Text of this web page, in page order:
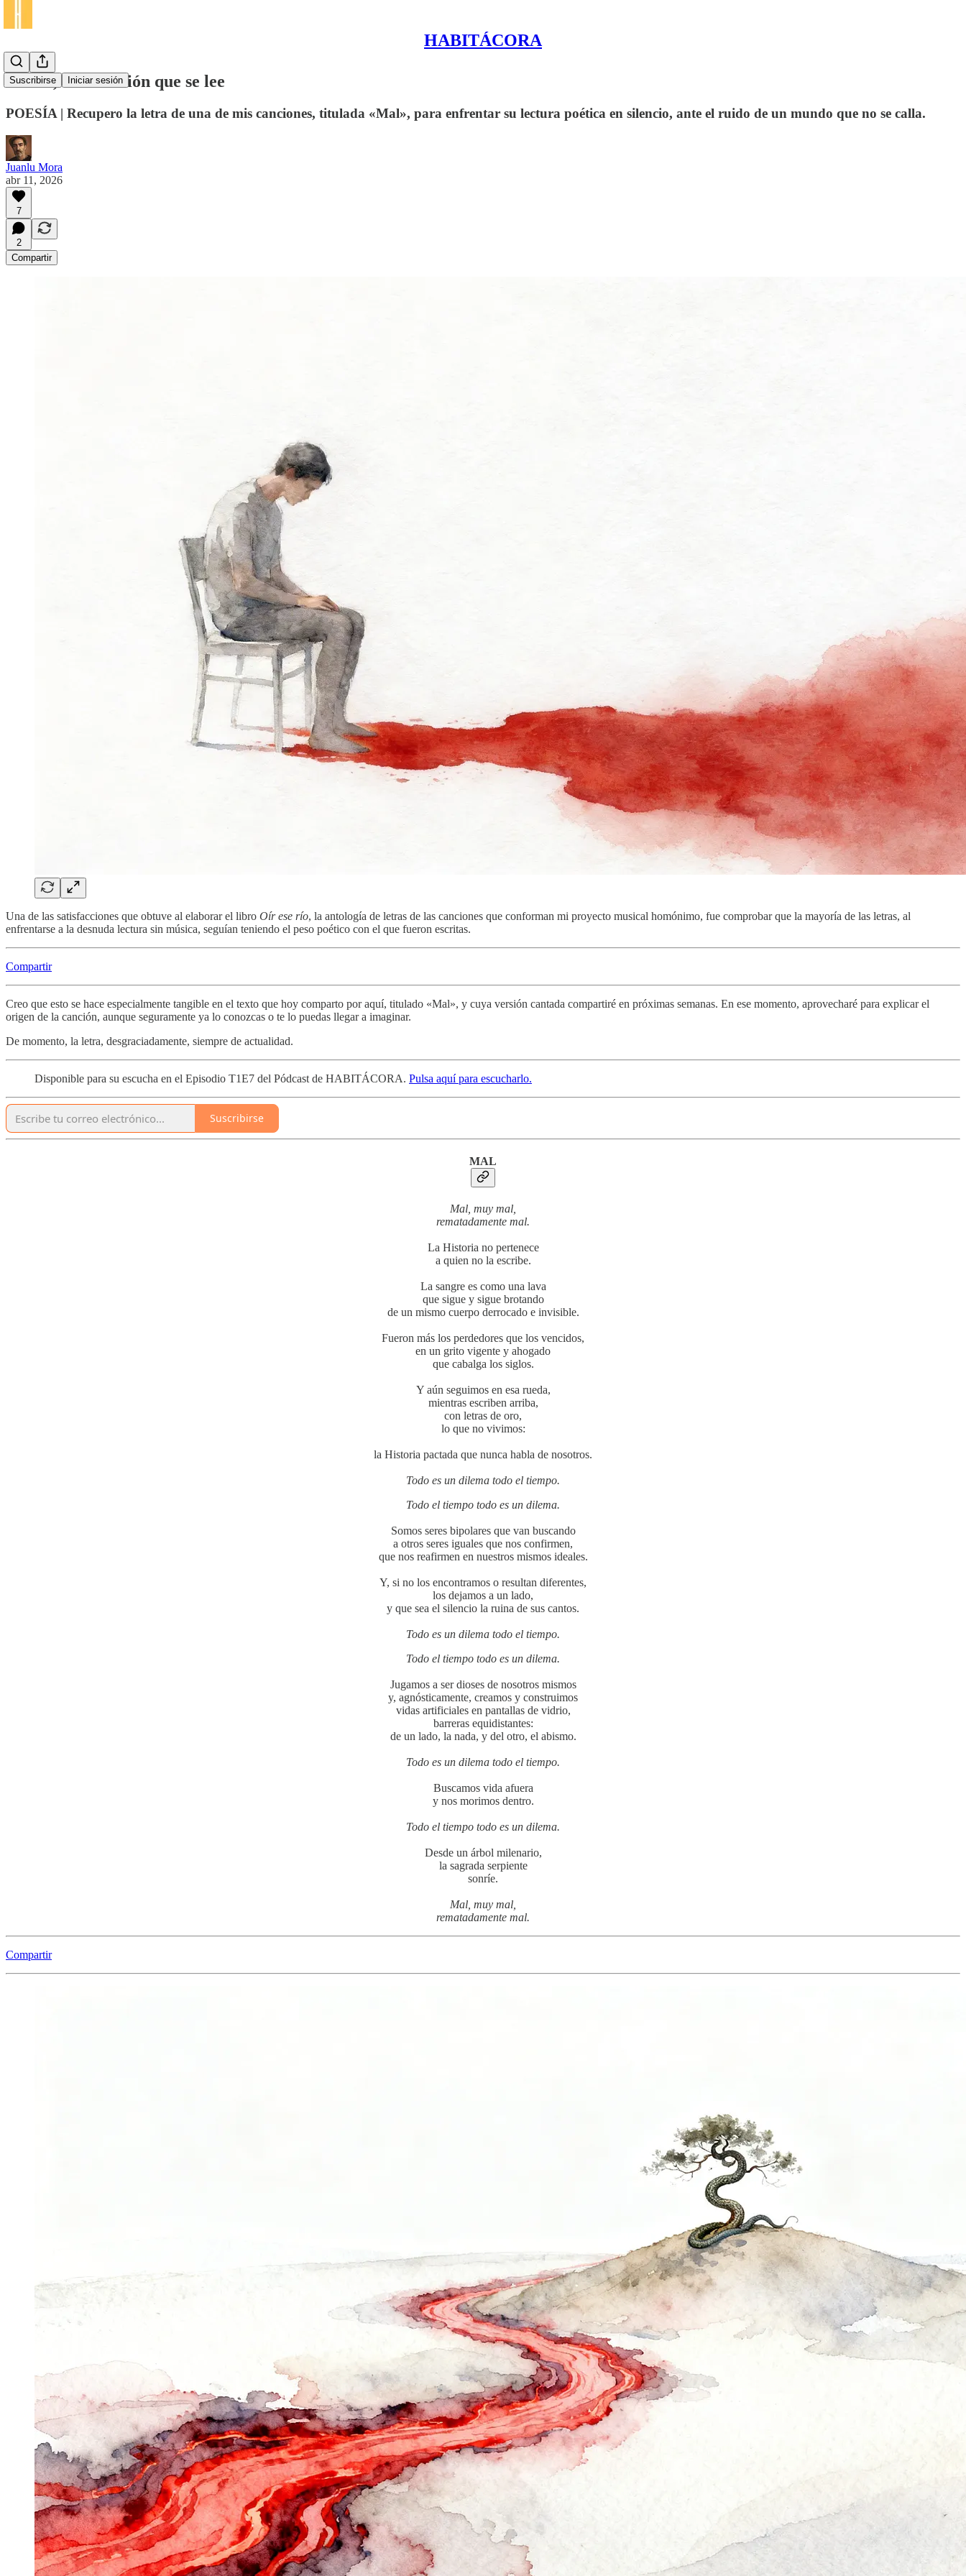
HABITÁCORA
Suscribirse Iniciar sesión
«Mal», una canción que se lee
POESÍA | Recupero la letra de una de mis canciones, titulada «Mal», para enfrentar su lectura poética en silencio, ante el ruido de un mundo que no se calla.
Juanlu Mora
abr 11, 2026
7
2
Compartir
Una de las satisfacciones que obtuve al elaborar el libro Oír ese río, la antología de letras de las canciones que conforman mi proyecto musical homónimo, fue comprobar que la mayoría de las letras, al
enfrentarse a la desnuda lectura sin música, seguían teniendo el peso poético con el que fueron escritas.
Compartir
Creo que esto se hace especialmente tangible en el texto que hoy comparto por aquí, titulado «Mal», y cuya versión cantada compartiré en próximas semanas. En ese momento, aprovecharé para explicar el
origen de la canción, aunque seguramente ya lo conozcas o te lo puedas llegar a imaginar.
De momento, la letra, desgraciadamente, siempre de actualidad.
Disponible para su escucha en el Episodio T1E7 del Pódcast de HABITÁCORA. Pulsa aquí para escucharlo.
Suscribirse
MAL
Mal, muy mal,
rematadamente mal.
La Historia no pertenece
a quien no la escribe.
La sangre es como una lava
que sigue y sigue brotando
de un mismo cuerpo derrocado e invisible.
Fueron más los perdedores que los vencidos,
en un grito vigente y ahogado
que cabalga los siglos.
Y aún seguimos en esa rueda,
mientras escriben arriba,
con letras de oro,
lo que no vivimos:
la Historia pactada que nunca habla de nosotros.
Todo es un dilema todo el tiempo.
Todo el tiempo todo es un dilema.
Somos seres bipolares que van buscando
a otros seres iguales que nos confirmen,
que nos reafirmen en nuestros mismos ideales.
Y, si no los encontramos o resultan diferentes,
los dejamos a un lado,
y que sea el silencio la ruina de sus cantos.
Todo es un dilema todo el tiempo.
Todo el tiempo todo es un dilema.
Jugamos a ser dioses de nosotros mismos
y, agnósticamente, creamos y construimos
vidas artificiales en pantallas de vidrio,
barreras equidistantes:
de un lado, la nada, y del otro, el abismo.
Todo es un dilema todo el tiempo.
Buscamos vida afuera
y nos morimos dentro.
Todo el tiempo todo es un dilema.
Desde un árbol milenario,
la sagrada serpiente
sonríe.
Mal, muy mal,
rematadamente mal.
Compartir